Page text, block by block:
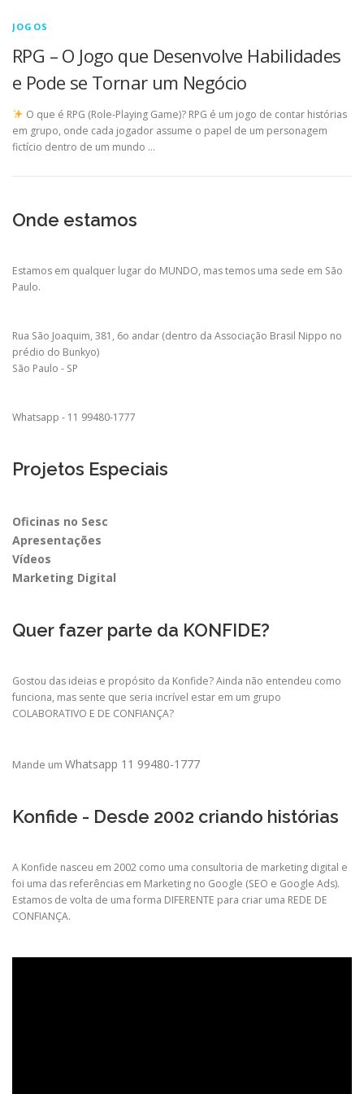
JOGOS
RPG – O Jogo que Desenvolve Habilidades
e Pode se Tornar um Negócio
O que é RPG (Role-Playing Game)? RPG é um jogo de contar histórias
em grupo, onde cada jogador assume o papel de um personagem
fictício dentro de um mundo …
Onde estamos
Estamos em qualquer lugar do MUNDO, mas temos uma sede em São
Paulo.
Rua São Joaquim, 381, 6o andar (dentro da Associação Brasil Nippo no
prédio do Bunkyo)
São Paulo - SP
Whatsapp - 11 99480-1777
Projetos Especiais
Oficinas no Sesc
Apresentações
Vídeos
Marketing Digital
Quer fazer parte da KONFIDE?
Gostou das ideias e propósito da Konfide? Ainda não entendeu como
funciona, mas sente que seria incrível estar em um grupo
COLABORATIVO E DE CONFIANÇA?
Mande um Whatsapp 11 99480-1777
Konfide - Desde 2002 criando histórias
A Konfide nasceu em 2002 como uma consultoria de marketing digital e
foi uma das referências em Marketing no Google (SEO e Google Ads).
Estamos de volta de uma forma DIFERENTE para criar uma REDE DE
CONFIANÇA.